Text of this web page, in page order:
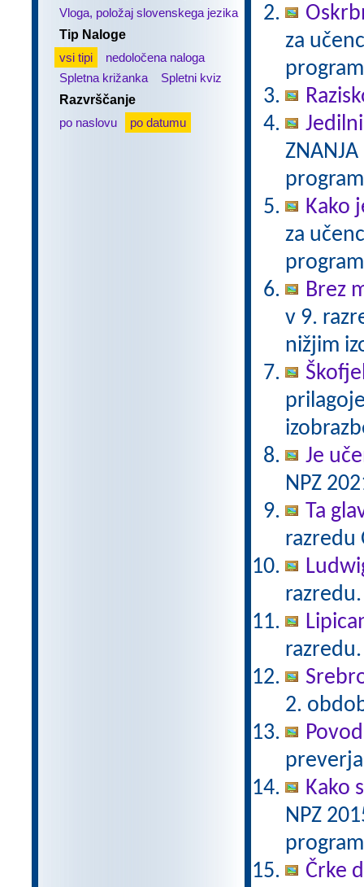
Vloga, položaj slovenskega jezika
Tip Naloge
vsi tipi
nedoločena naloga
Spletna križanka
Spletni kviz
Razvrščanje
po naslovu
po datumu
za
Kako
za
Brez
v 9.
nižjim
Je
NPZ
Ta
razredu
razredu.
razredu.
2.
Kako
NPZ
Črke